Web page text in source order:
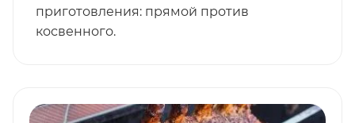
приготовления: прямой против
косвенного.